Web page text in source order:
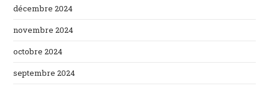
décembre 2024
novembre 2024
octobre 2024
septembre 2024